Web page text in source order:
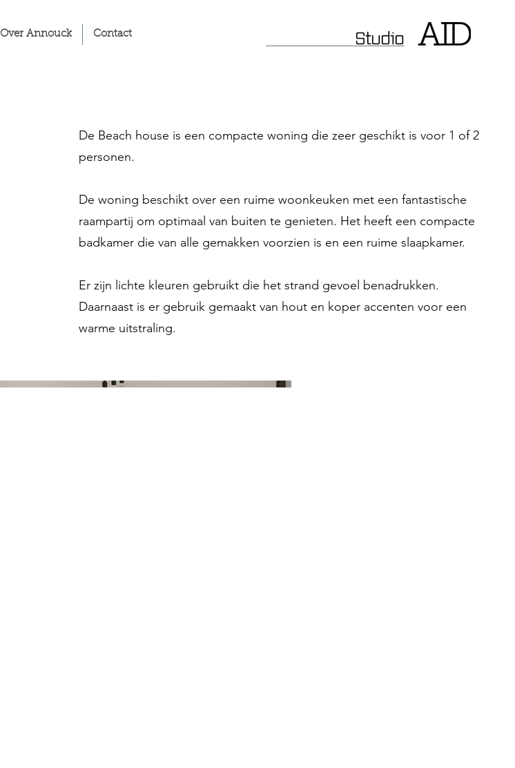
Over Annouck Contact
De Beach house is een compacte woning die zeer geschikt is voor 1 of 2
personen.
De woning beschikt over een ruime woonkeuken met een fantastische
raampartij om optimaal van buiten te genieten. Het heeft een compacte
badkamer die van alle gemakken voorzien is en een ruime slaapkamer.
Er zijn lichte kleuren gebruikt die het strand gevoel benadrukken.
Daarnaast is er gebruik gemaakt van hout en koper accenten voor een
warme uitstraling.